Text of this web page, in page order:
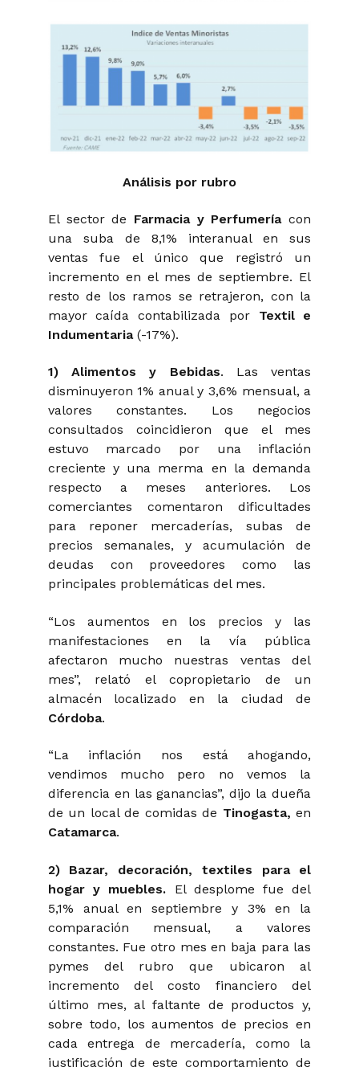
Análisis por rubro
El sector de Farmacia y Perfumeríacon
una suba de 8,1% interanual en sus
ventas fue el único que registró un
incremento en el mes de septiembre. El
resto de los ramos se retrajeron, con la
mayor caída contabilizada por Textil e
Indumentaria (-17%).
1) Alimentos y Bebidas. Las ventas
disminuyeron 1% anual y 3,6% mensual, a
valores constantes. Los negocios
consultados coincidieron que el mes
estuvo marcado por una inflación
creciente y una merma en la demanda
respecto a meses anteriores. Los
comerciantes comentaron dificultades
para reponer mercaderías, subas de
precios semanales, y acumulación de
deudas con proveedores como las
principales problemáticas del mes.
“Los aumentos en los precios y las
manifestaciones en la vía pública
afectaron mucho nuestras ventas del
mes”, relató el copropietario de un
almacén localizado en la ciudad de
Córdoba.
“La inflación nos está ahogando,
vendimos mucho pero no vemos la
diferencia en las ganancias”,dijo la dueña
de un local de comidas de Tinogasta, en
Catamarca.
2) Bazar, decoración, textiles para el
hogar y muebles. El desplome fue del
5,1% anual en septiembre y 3% en la
comparación mensual, a valores
constantes. Fue otro mes en baja para las
pymes del rubro que ubicaron al
incremento del costo financiero del
último mes, al faltante de productos y,
sobre todo, los aumentos de precios en
cada entrega de mercadería, como la
justificación de este comportamiento de